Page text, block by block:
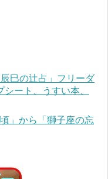
巳の辻占」フリーダ
ート、うすい本、
」から「獅子座の忘